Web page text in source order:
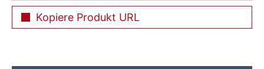
Kopiere Produkt URL